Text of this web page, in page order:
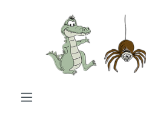
Zum Hauptinhalt springen